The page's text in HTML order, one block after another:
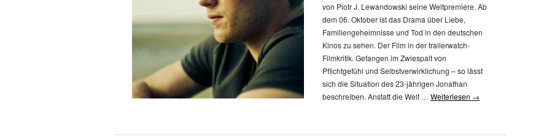
von Piotr J. Lewandowski seine Weltpremiere. Ab
dem 06. Oktober ist das Drama über Liebe,
Familiengeheimnisse und Tod in den deutschen
Kinos zu sehen. Der Film in der trailerwatch-
Filmkritik. Gefangen im Zwiespalt von
Pflichtgefühl und Selbstverwirklichung – so lässt
sich die Situation des 23-jährigen Jonathan
beschreiben. Anstatt die Welt … Weiterlesen →